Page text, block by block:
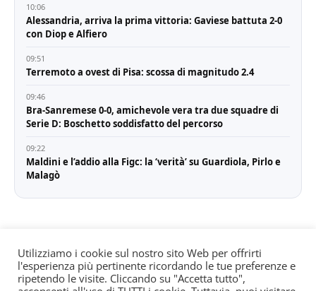
10:06
Alessandria, arriva la prima vittoria: Gaviese battuta 2-0
con Diop e Alfiero
09:51
Terremoto a ovest di Pisa: scossa di magnitudo 2.4
09:46
Bra-Sanremese 0-0, amichevole vera tra due squadre di
Serie D: Boschetto soddisfatto del percorso
09:22
Maldini e l’addio alla Figc: la ‘verità’ su Guardiola, Pirlo e
Malagò
© All rights reserved. Quotidiano registrato all'albo dei
Utilizziamo i cookie sul nostro sito Web per offrirti
l'esperienza più pertinente ricordando le tue preferenze e
ripetendo le visite. Cliccando su "Accetta tutto",